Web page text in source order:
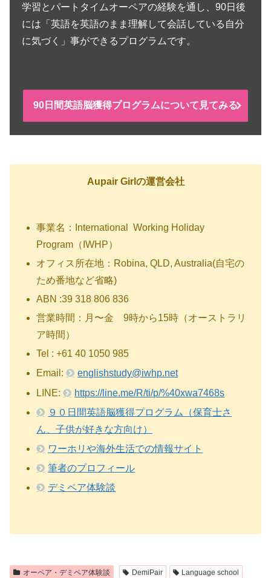
学習とパートタイムオーペアの経験を通し、90日後
には「英語を英語のまま理解して会話している自分
に気づく」事ができるプログラムです。
90日間英語脳獲得プログラムについて見てみる
Aupair Girlの運営会社
事業名：International Working Holiday
Program（IWHP）
オフィス所在地：Robina, QLD, Australia(自宅の
ため番地など省略)
ABN :39 318 806 836
営業時間：月〜金 9時から15時（オーストラリ
ア時間）
Tel : +61 40 1050 985
Email:
englishstudy@iwhp.net
LINE:
https://line.me/R/ti/p/%40xwa7468s
９０日間英語脳獲得プログラム（保育士さ
ん、子供が好きな方向け）
ワーホリや海外生活での情報サイト
筆者のプロフィール
デミペア体験談
オーペア・デミペア体験談 DemiPair
Language school